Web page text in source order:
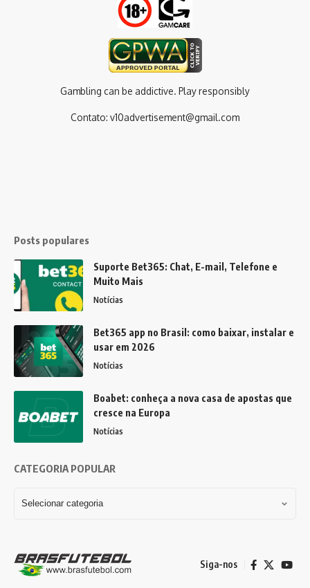
Gambling can be addictive. Play responsibly
Contato: v10advertisement@gmail.com
Posts populares
Suporte Bet365: Chat, E-mail, Telefone e
Muito Mais
Notícias
Bet365 app no Brasil: como baixar, instalar e
usar em 2026
Notícias
Boabet: conheça a nova casa de apostas que
cresce na Europa
Notícias
CATEGORIA POPULAR
Siga-nos